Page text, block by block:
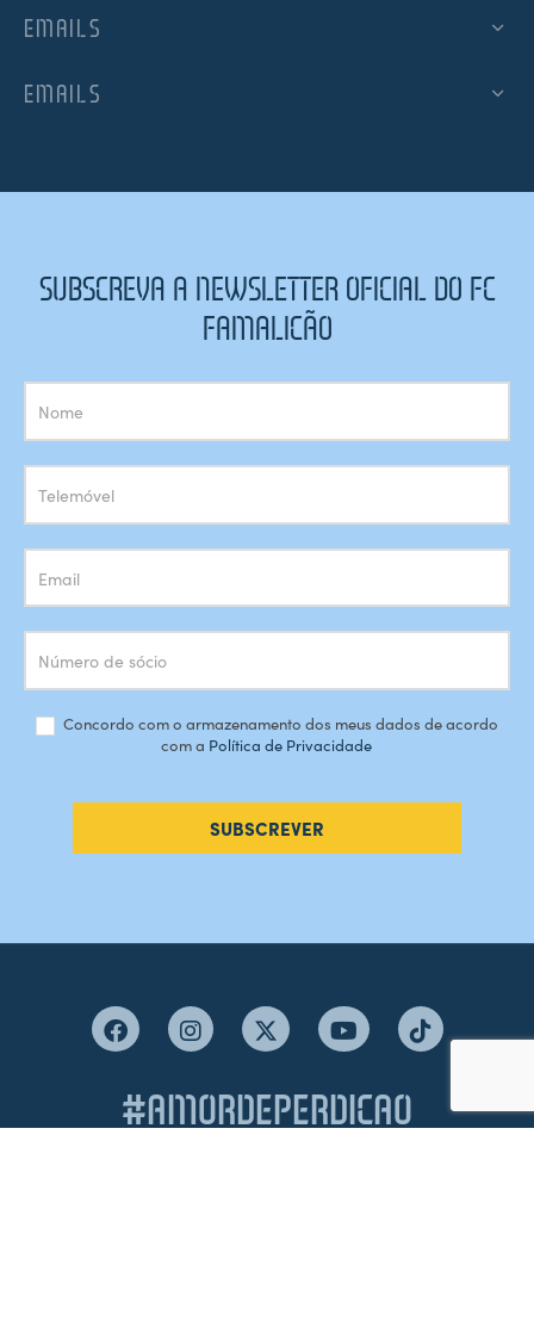
EMAILS
EMAILS
SUBSCREVA A NEWSLETTER OFICIAL DO FC
FAMALICÃO
Subscrição
Newsletter
Concordo com o armazenamento dos meus dados de acordo
com a Política de Privacidade
SUBSCREVER
#AMORDEPERDICAO